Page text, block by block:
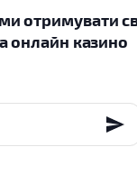
отримувати
онлайн казино